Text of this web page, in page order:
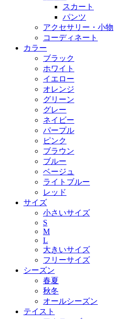
スカート
パンツ
アクセサリー・小物
コーディネート
カラー
ブラック
ホワイト
イエロー
オレンジ
グリーン
グレー
ネイビー
パープル
ピンク
ブラウン
ブルー
ベージュ
ライトブルー
レッド
サイズ
小さいサイズ
S
M
L
大きいサイズ
フリーサイズ
シーズン
春夏
秋冬
オールシーズン
テイスト